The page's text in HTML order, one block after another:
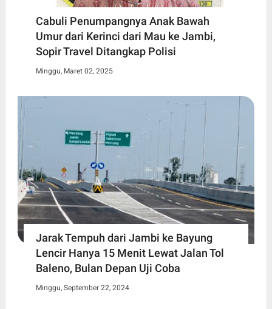
Cabuli Penumpangnya Anak Bawah
Umur dari Kerinci dari Mau ke Jambi,
Sopir Travel Ditangkap Polisi
Minggu, Maret 02, 2025
Jarak Tempuh dari Jambi ke Bayung
Lencir Hanya 15 Menit Lewat Jalan Tol
Baleno, Bulan Depan Uji Coba
Minggu, September 22, 2024